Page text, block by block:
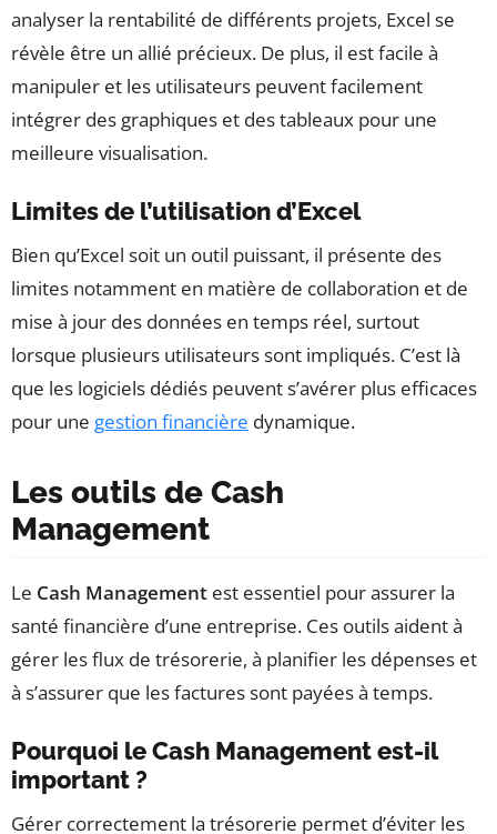
analyser la rentabilité de différents projets, Excel se
révèle être un allié précieux. De plus, il est facile à
manipuler et les utilisateurs peuvent facilement
intégrer des graphiques et des tableaux pour une
meilleure visualisation.
Limites de l’utilisation d’Excel
Bien qu’Excel soit un outil puissant, il présente des
limites notamment en matière de collaboration et de
mise à jour des données en temps réel, surtout
lorsque plusieurs utilisateurs sont impliqués. C’est là
que les logiciels dédiés peuvent s’avérer plus efficaces
pour une gestion financière dynamique.
Les outils de Cash
Management
Le Cash Management est essentiel pour assurer la
santé financière d’une entreprise. Ces outils aident à
gérer les flux de trésorerie, à planifier les dépenses et
à s’assurer que les factures sont payées à temps.
Pourquoi le Cash Management est-il
important ?
Gérer correctement la trésorerie permet d’éviter les